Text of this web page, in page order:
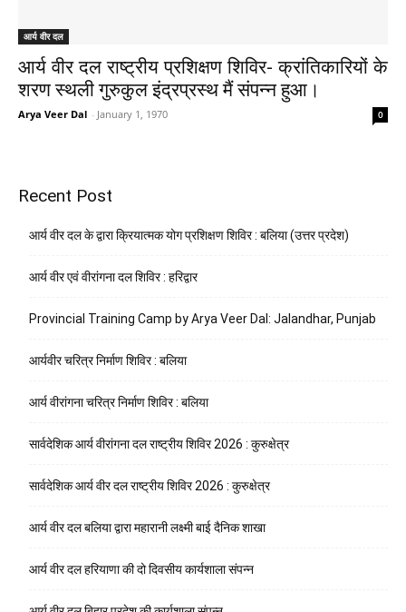
आर्य वीर दल
आर्य वीर दल राष्ट्रीय प्रशिक्षण शिविर- क्रांतिकारियों के
शरण स्थली गुरुकुल इंद्रप्रस्थ मैं संपन्न हुआ।
Arya Veer Dal - January 1, 1970 0
Recent Post
आर्य वीर दल के द्वारा क्रियात्मक योग प्रशिक्षण शिविर : बलिया (उत्तर प्रदेश)
आर्य वीर एवं वीरांगना दल शिविर : हरिद्वार
Provincial Training Camp by Arya Veer Dal: Jalandhar, Punjab
आर्यवीर चरित्र निर्माण शिविर : बलिया
आर्य वीरांगना चरित्र निर्माण शिविर : बलिया
सार्वदेशिक आर्य वीरांगना दल राष्ट्रीय शिविर 2026 : कुरुक्षेत्र
सार्वदेशिक आर्य वीर दल राष्ट्रीय शिविर 2026 : कुरुक्षेत्र
आर्य वीर दल बलिया द्वारा महारानी लक्ष्मी बाई दैनिक शाखा
आर्य वीर दल हरियाणा की दो दिवसीय कार्यशाला संपन्न